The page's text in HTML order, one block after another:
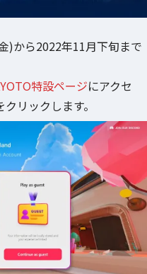
)から2022年11月下旬まで
特設ページにアクセ
リックします。